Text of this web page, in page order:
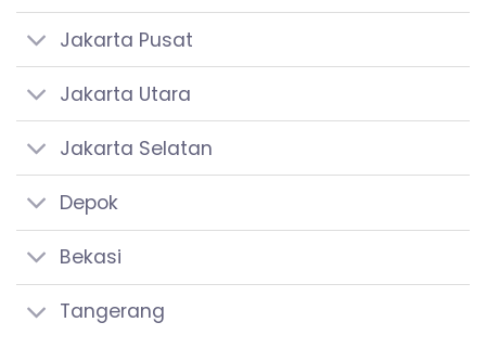
Jakarta Pusat
Jakarta Utara
Jakarta Selatan
Depok
Bekasi
Tangerang